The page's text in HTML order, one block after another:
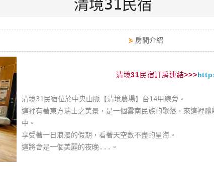
清境31民宿
⋟ 房間介紹
清境31民宿訂房連結>>>
清境31民宿位於中央山脈【清境農場】台14甲線旁。
這裡有著東方瑞士之美景，是一個雲南民族的聚落，來這裡
中。
享受著一日浪漫的假期，看著天空數不盡的星海。
這將會是一個美麗的夜晚...。